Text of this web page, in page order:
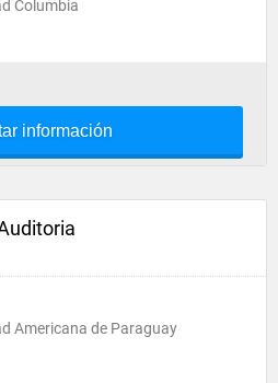
Columbia
información
Americana de Paraguay